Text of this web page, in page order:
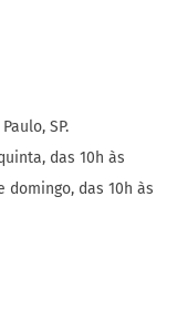
SP.
das 10h às
domingo, das 10h às